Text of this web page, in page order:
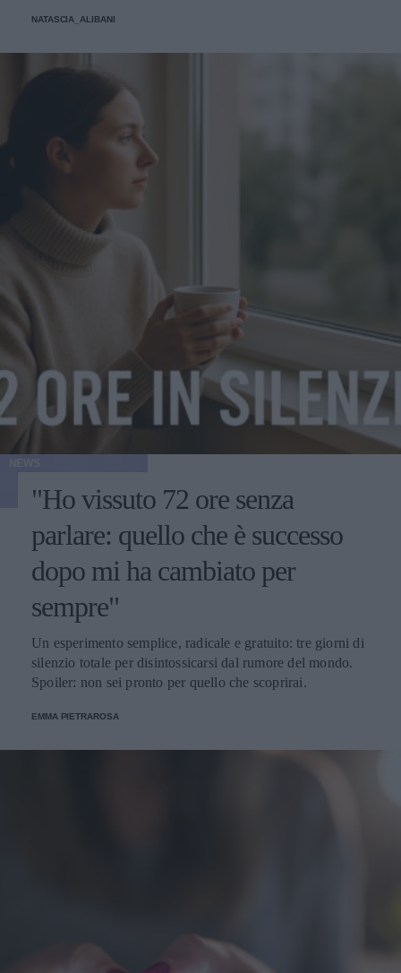
NATASCIA_ALIBANI
"Ho vissuto 72 ore senza
parlare: quello che è successo
dopo mi ha cambiato per
sempre"
Un esperimento semplice, radicale e gratuito: tre giorni di
silenzio totale per disintossicarsi dal rumore del mondo.
Spoiler: non sei pronto per quello che scoprirai.
EMMA PIETRAROSA